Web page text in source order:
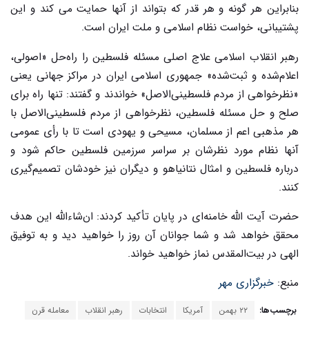
بنابراین هر گونه و هر قدر که بتواند از آنها حمایت می کند و این
پشتیبانی، خواست نظام اسلامی و ملت ایران است.
رهبر انقلاب اسلامی علاج اصلی مسئله فلسطین را راه‌حل «اصولی،
اعلام‌شده و ثبت‌شده» جمهوری اسلامی ایران در مراکز جهانی یعنی
«نظرخواهی از مردم فلسطینی‌الاصل» خواندند و گفتند: تنها راه برای
صلح و حل مسئله فلسطین، نظرخواهی از مردم فلسطینی‌الاصل با
هر مذهبی اعم از مسلمان، مسیحی و یهودی است تا با رأی عمومی
آنها نظام مورد نظرشان بر سراسر سرزمین فلسطین حاکم شود و
درباره فلسطین و امثال نتانیاهو و دیگران نیز خودشان تصمیم‌گیری
کنند.
حضرت آیت الله خامنه‌ای در پایان تأکید کردند: ان‌شاءالله این هدف
محقق خواهد شد و شما جوانان آن روز را خواهید دید و به توفیق
الهی در بیت‌المقدس نماز خواهید خواند.
منبع: خبرگزاری مهر
برچسب‌ها: ۲۲ بهمن آمریکا انتخابات رهبر انقلاب معامله قرن